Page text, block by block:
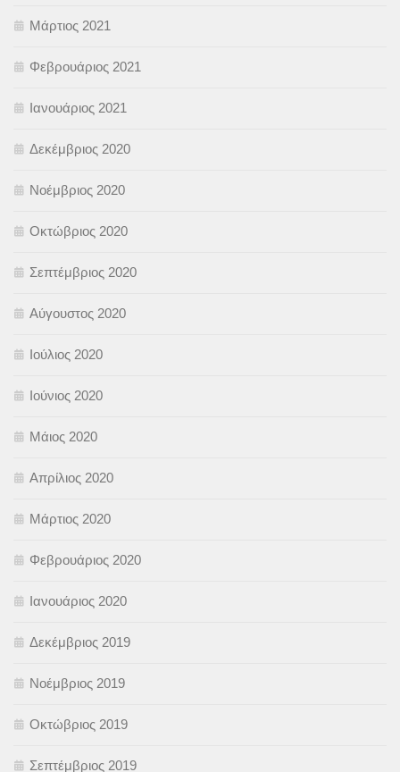
Μάρτιος 2021
Φεβρουάριος 2021
Ιανουάριος 2021
Δεκέμβριος 2020
Νοέμβριος 2020
Οκτώβριος 2020
Σεπτέμβριος 2020
Αύγουστος 2020
Ιούλιος 2020
Ιούνιος 2020
Μάιος 2020
Απρίλιος 2020
Μάρτιος 2020
Φεβρουάριος 2020
Ιανουάριος 2020
Δεκέμβριος 2019
Νοέμβριος 2019
Οκτώβριος 2019
Σεπτέμβριος 2019